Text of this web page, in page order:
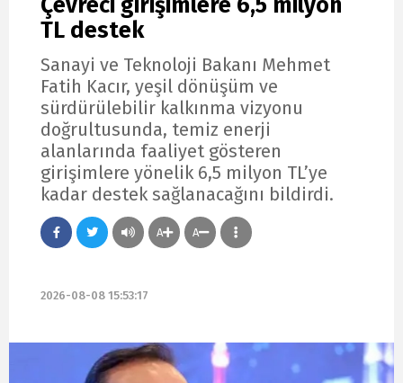
TL destek
Sanayi ve Teknoloji Bakanı Mehmet
Fatih Kacır, yeşil dönüşüm ve
sürdürülebilir kalkınma vizyonu
doğrultusunda, temiz enerji
alanlarında faaliyet gösteren
girişimlere yönelik 6,5 milyon TL’ye
kadar destek sağlanacağını bildirdi.
A A
2026-08-08 15:53:17